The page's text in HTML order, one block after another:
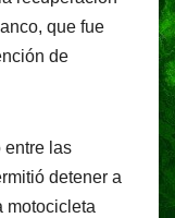
que fue
de
entre las
detener a
motocicleta